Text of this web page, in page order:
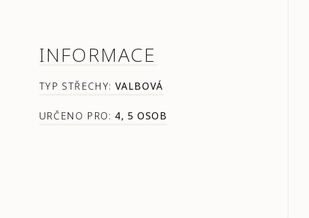
INFORMACE
TYP STŘECHY: VALBOVÁ
URČENO PRO: 4, 5 OSOB